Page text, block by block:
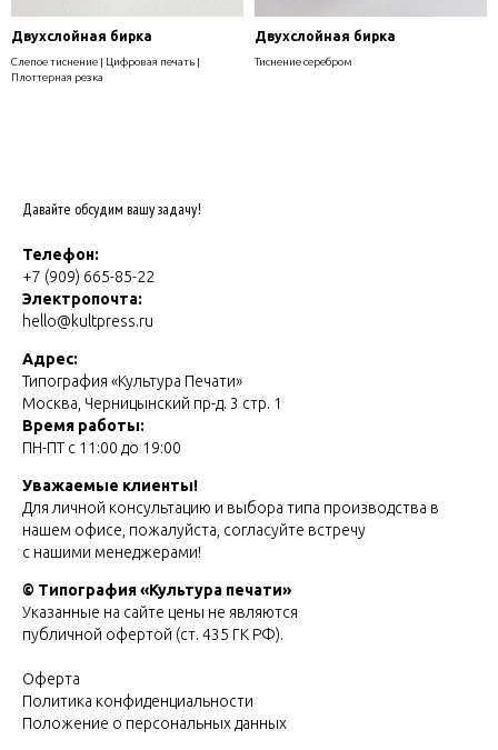
Двухслойная бирка
Слепое тиснение | Цифровая печать |
Плоттерная резка
Двухслойная бирка
Тиснение серебром
Давайте обсудим вашу задачу!
Телефон:
+7 (909) 665-85-22
Электропочта:
hello@kultpress.ru
Адрес:
Типография «Культура Печати»
Москва, Черницынский пр-д. 3 стр. 1
Время работы:
ПН-ПТ с 11:00 до 19:00
Уважаемые клиенты!
Для личной консультацию и выбора типа производства в
нашем офисе, пожалуйста, согласуйте встречу
с нашими менеджерами!
© Типография «Культура печати»
Указанные на сайте цены не являются
публичной офертой (ст. 435 ГК РФ).
Оферта
Политика конфиденциальности
Положение о персональных данных